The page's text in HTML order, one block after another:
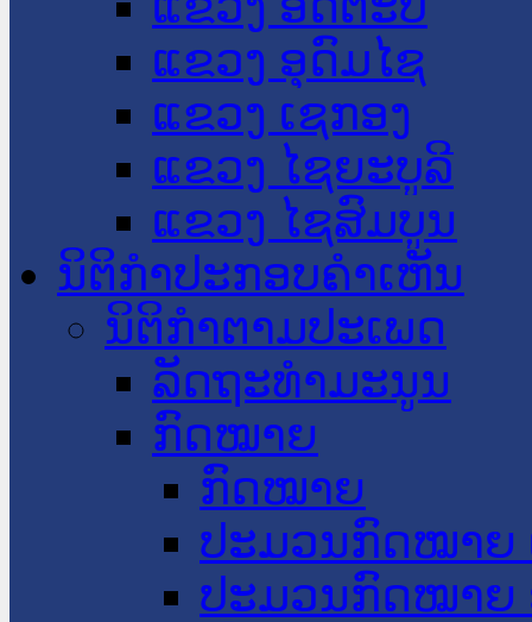
ແຂວງ ອຸດົມໄຊ
ແຂວງ ເຊກອງ
ແຂວງ ໄຊຍະບູລີ
ແຂວງ ໄຊສົມບູນ
ນິຕິກໍາປະກອບຄໍາເຫັນ
ນິຕິກໍາຕາມປະເພດ
ລັດຖະທໍາມະນູນ
ກົດໝາຍ
ກົດໝາຍ
ປະມວນກົດໝາຍ
ປະມວນກົດໝາຍ